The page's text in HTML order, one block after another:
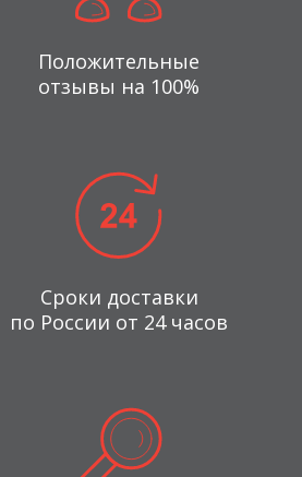
Положительные
отзывы на 100%
Сроки доставки
по России от 24 часов